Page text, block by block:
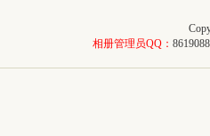
相册管理员QQ： 8619088